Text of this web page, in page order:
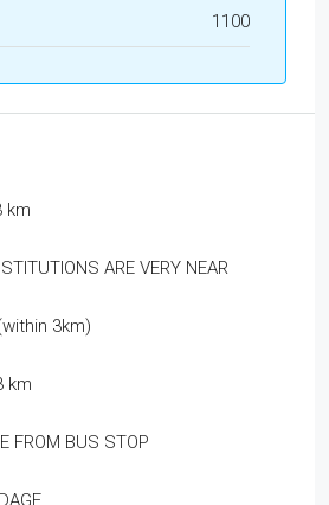
1100
km
ARE VERY NEAR
3km)
km
FROM BUS STOP